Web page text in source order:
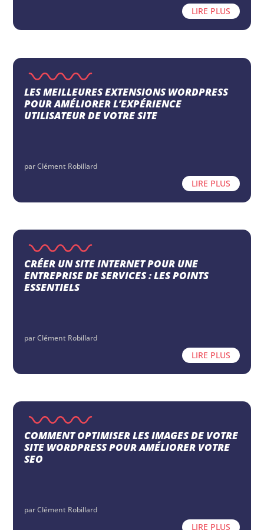
LIRE PLUS
LES MEILLEURES EXTENSIONS WORDPRESS
POUR AMÉLIORER L’EXPÉRIENCE
UTILISATEUR DE VOTRE SITE
parClément Robillard
LIRE PLUS
CRÉER UN SITE INTERNET POUR UNE
ENTREPRISE DE SERVICES : LES POINTS
ESSENTIELS
parClément Robillard
LIRE PLUS
COMMENT OPTIMISER LES IMAGES DE VOTRE
SITE WORDPRESS POUR AMÉLIORER VOTRE
SEO
parClément Robillard
LIRE PLUS